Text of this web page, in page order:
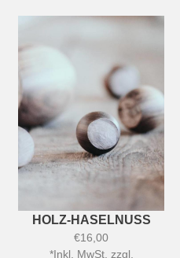
HOLZ-HASELNUSS
€16,00
*Inkl. MwSt. zzgl.